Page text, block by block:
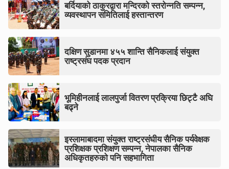
बर्दियाको ठाकुरद्वारा मन्दिरको स्तरोन्नति सम्पन्न,
व्यवस्थापन समितिलाई हस्तान्तरण
दक्षिण सुडानमा ४५५ शान्ति सैनिकलाई संयुक्त
राष्ट्रसंघ पदक प्रदान
भूमिहीनलाई लालपुर्जा वितरण प्रक्रिया छिट्टै अघि
बढ्ने
इस्लामाबादमा संयुक्त राष्ट्रसंघीय सैनिक पर्यवेक्षक
प्रशिक्षक प्रशिक्षण सम्पन्न, नेपालका सैनिक
अधिकृतहरुको पनि सहभागिता